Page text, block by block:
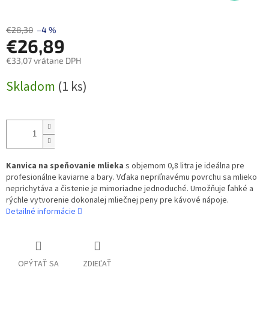
€28,30 –4 %
€26,89
€33,07 vrátane DPH
cena:
Skladom (1 ks)
Kanvica na speňovanie mlieka s objemom 0,8 litra je ideálna pre
profesionálne kaviarne a bary. Vďaka nepriľnavému povrchu sa mlieko
neprichytáva a čistenie je mimoriadne jednoduché. Umožňuje ľahké a
rýchle vytvorenie dokonalej mliečnej peny pre kávové nápoje.
Detailné informácie
OPÝTAŤ SA ZDIEĽAŤ